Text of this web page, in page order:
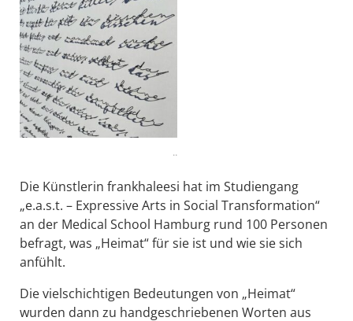
..
Die Künstlerin frankhaleesi hat im Studiengang
„e.a.s.t. – Expressive Arts in Social Transformation“
an der Medical School Hamburg rund 100 Personen
befragt, was „Heimat“ für sie ist und wie sie sich
anfühlt.
Die vielschichtigen Bedeutungen von „Heimat“
wurden dann zu handgeschriebenen Worten aus